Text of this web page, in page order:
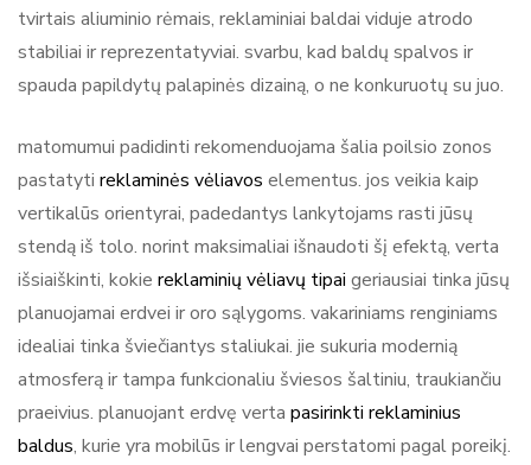
tvirtais aliuminio rėmais, reklaminiai baldai viduje atrodo
stabiliai ir reprezentatyviai. svarbu, kad baldų spalvos ir
spauda papildytų palapinės dizainą, o ne konkuruotų su juo.
matomumui padidinti rekomenduojama šalia poilsio zonos
pastatyti reklaminės vėliavos elementus. jos veikia kaip
vertikalūs orientyrai, padedantys lankytojams rasti jūsų
stendą iš tolo. norint maksimaliai išnaudoti šį efektą, verta
išsiaiškinti, kokie reklaminių vėliavų tipai geriausiai tinka jūsų
planuojamai erdvei ir oro sąlygoms. vakariniams renginiams
idealiai tinka šviečiantys staliukai. jie sukuria modernią
atmosferą ir tampa funkcionaliu šviesos šaltiniu, traukiančiu
praeivius. planuojant erdvę verta pasirinkti reklaminius
baldus, kurie yra mobilūs ir lengvai perstatomi pagal poreikį.